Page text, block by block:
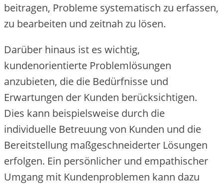
beitragen, Probleme systematisch zu erfassen,
zu bearbeiten und zeitnah zu lösen.
Darüber hinaus ist es wichtig,
kundenorientierte Problemlösungen
anzubieten, die die Bedürfnisse und
Erwartungen der Kunden berücksichtigen.
Dies kann beispielsweise durch die
individuelle Betreuung von Kunden und die
Bereitstellung maßgeschneiderter Lösungen
erfolgen. Ein persönlicher und empathischer
Umgang mit Kundenproblemen kann dazu